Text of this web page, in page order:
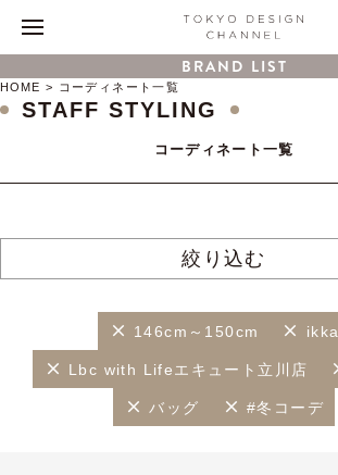
BRAND LIST
HOME コーディネート一覧
STAFF STYLING
コーディネート一覧
絞り込む
146cm～150cm ikka
Lbc with Lifeエキュート立川店
バッグ #冬コーデ